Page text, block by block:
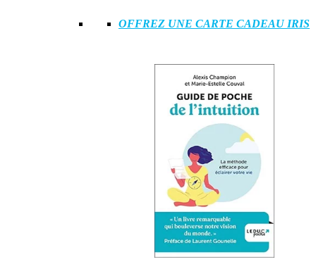
OFFREZ UNE CARTE CADEAU IRIS